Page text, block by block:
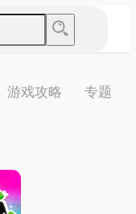
游戏攻略 专题